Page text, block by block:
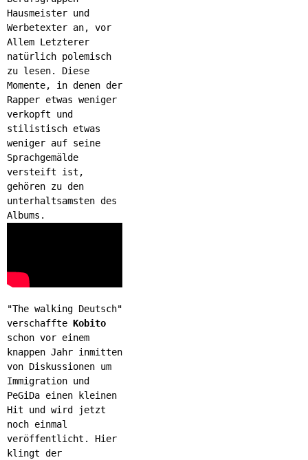
Hausmeister und
Werbetexter an, vor
Allem Letzterer
natürlich polemisch
zu lesen. Diese
Momente, in denen der
Rapper etwas weniger
verkopft und
stilistisch etwas
weniger auf seine
Sprachgemälde
versteift ist,
gehören zu den
unterhaltsamsten des
Albums.
"The walking Deutsch"
verschaffte Kobito
schon vor einem
knappen Jahr inmitten
von Diskussionen um
Immigration und
PeGiDa einen kleinen
Hit und wird jetzt
noch einmal
veröffentlicht. Hier
klingt der